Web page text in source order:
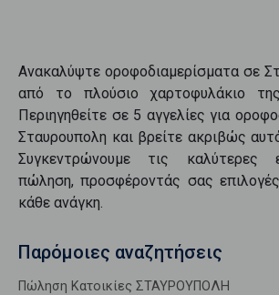
Ανακαλύψτε οροφοδιαμερίσματα σε
από το πλούσιο χαρτοφυλάκιο
Περιηγηθείτε σε 5 αγγελίες για
Σταυρουπολη και βρείτε ακριβώς
Συγκεντρώνουμε τις καλύτερες
πώληση, προσφέροντάς σας
κάθε ανάγκη.
Παρόμοιες αναζητήσεις
Πώληση Κατοικίες ΣΤΑΥΡΟΥΠΟΛΗ